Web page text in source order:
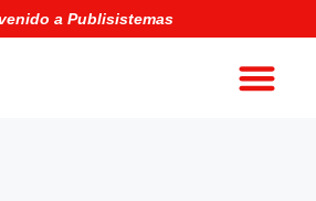
a Publisistemas